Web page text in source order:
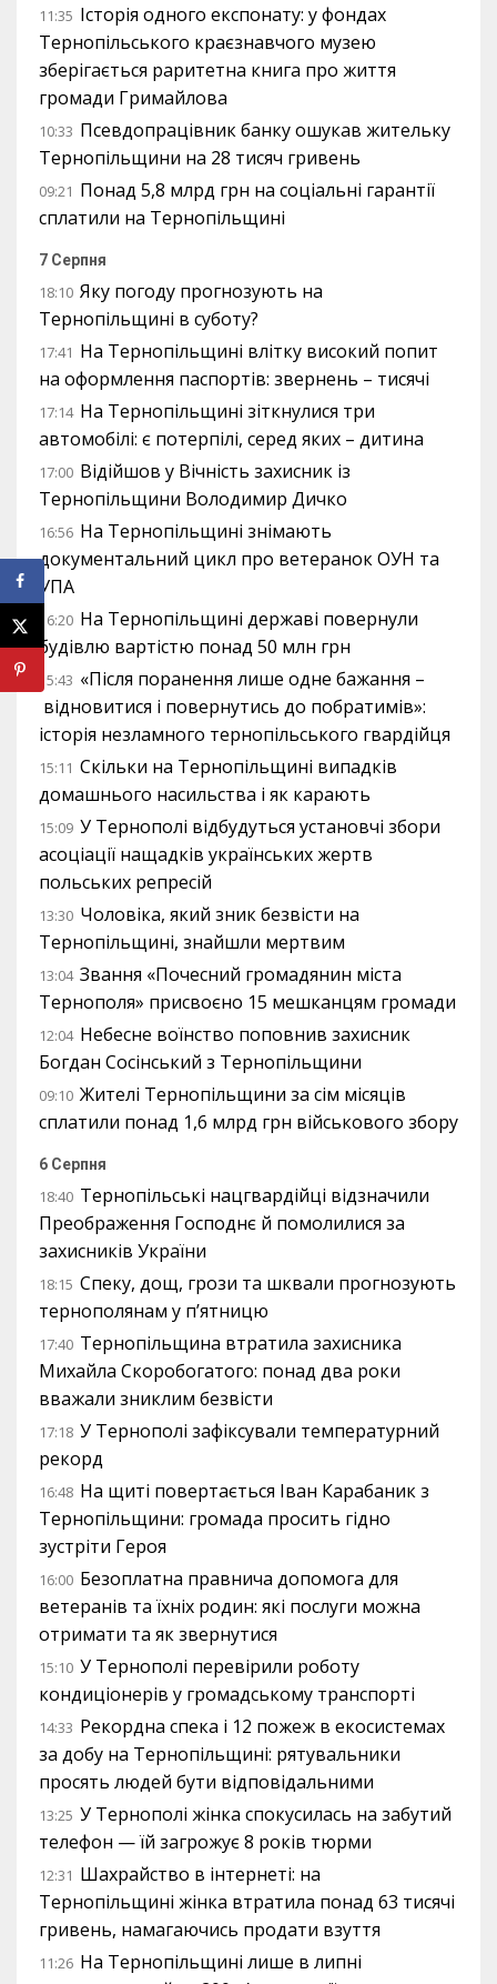
11:35 Історія одного експонату: у фондах
Тернопільського краєзнавчого музею
зберігається раритетна книга про життя
громади Гримайлова
10:33 Псевдопрацівник банку ошукав жительку
Тернопільщини на 28 тисяч гривень
09:21 Понад 5,8 млрд грн на соціальні гарантії
сплатили на Тернопільщині
7 Серпня
18:10 Яку погоду прогнозують на
Тернопільщині в суботу?
17:41 На Тернопільщині влітку високий попит
на оформлення паспортів: звернень – тисячі
17:14 На Тернопільщині зіткнулися три
автомобілі: є потерпілі, серед яких – дитина
17:00 Відійшов у Вічність захисник із
Тернопільщини Володимир Дичко
16:56 На Тернопільщині знімають
документальний цикл про ветеранок ОУН та
УПА
16:20 На Тернопільщині державі повернули
будівлю вартістю понад 50 млн грн
15:43 «Після поранення лише одне бажання –
відновитися і повернутись до побратимів»:
історія незламного тернопільського гвардійця
15:11 Скільки на Тернопільщині випадків
домашнього насильства і як карають
15:09 У Тернополі відбудуться установчі збори
асоціації нащадків українських жертв
польських репресій
13:30 Чоловіка, який зник безвісти на
Тернопільщині, знайшли мертвим
13:04 Звання «Почесний громадянин міста
Тернополя» присвоєно 15 мешканцям громади
12:04 Небесне воїнство поповнив захисник
Богдан Сосінський з Тернопільщини
09:10 Жителі Тернопільщини за сім місяців
сплатили понад 1,6 млрд грн військового збору
6 Серпня
18:40 Тернопільські нацгвардійці відзначили
Преображення Господнє й помолилися за
захисників України
18:15 Спеку, дощ, грози та шквали прогнозують
тернополянам у п’ятницю
17:40 Тернопільщина втратила захисника
Михайла Скоробогатого: понад два роки
вважали зниклим безвісти
17:18 У Тернополі зафіксували температурний
рекорд
16:48 На щиті повертається Іван Карабаник з
Тернопільщини: громада просить гідно
зустріти Героя
16:00 Безоплатна правнича допомога для
ветеранів та їхніх родин: які послуги можна
отримати та як звернутися
15:10 У Тернополі перевірили роботу
кондиціонерів у громадському транспорті
14:33 Рекордна спека і 12 пожеж в екосистемах
за добу на Тернопільщині: рятувальники
просять людей бути відповідальними
13:25 У Тернополі жінка спокусилась на забутий
телефон — їй загрожує 8 років тюрми
12:31 Шахрайство в інтернеті: на
Тернопільщині жінка втратила понад 63 тисячі
гривень, намагаючись продати взуття
11:26 На Тернопільщині лише в липні